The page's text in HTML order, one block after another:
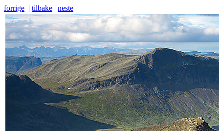
forrige | tilbake | neste